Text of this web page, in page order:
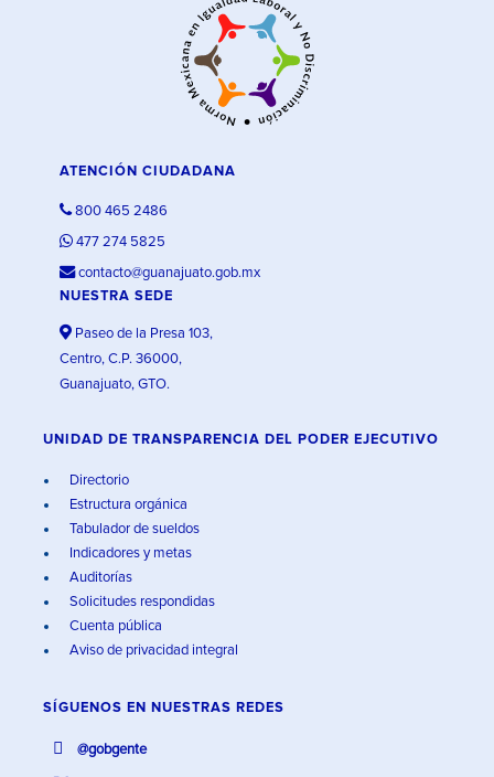
ATENCIÓN CIUDADANA
800 465 2486
477 274 5825
contacto@guanajuato.gob.mx
NUESTRA SEDE
Paseo de la Presa 103,
Centro, C.P. 36000,
Guanajuato, GTO.
UNIDAD DE TRANSPARENCIA DEL PODER EJECUTIVO
Directorio
Estructura orgánica
Tabulador de sueldos
Indicadores y metas
Auditorías
Solicitudes respondidas
Cuenta pública
Aviso de privacidad integral
SÍGUENOS EN NUESTRAS REDES
@gobgente